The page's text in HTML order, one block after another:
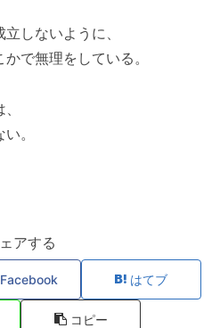
しないように、
で無理をしている。
。
アする
Facebook はてブ
コピー